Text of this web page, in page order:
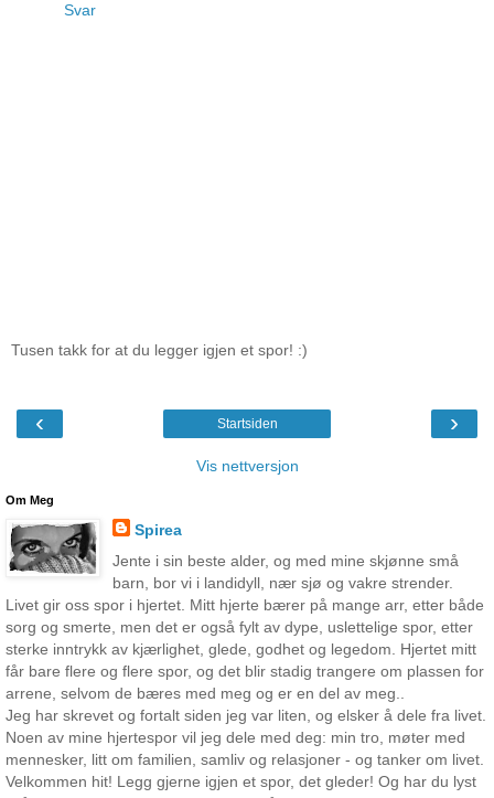
Svar
Tusen takk for at du legger igjen et spor! :)
‹ ›
Startsiden
Vis nettversjon
Om Meg
Spirea
Jente i sin beste alder, og med mine skjønne små
barn, bor vi i landidyll, nær sjø og vakre strender.
Livet gir oss spor i hjertet. Mitt hjerte bærer på mange arr, etter både
sorg og smerte, men det er også fylt av dype, uslettelige spor, etter
sterke inntrykk av kjærlighet, glede, godhet og legedom. Hjertet mitt
får bare flere og flere spor, og det blir stadig trangere om plassen for
arrene, selvom de bæres med meg og er en del av meg..
Jeg har skrevet og fortalt siden jeg var liten, og elsker å dele fra livet.
Noen av mine hjertespor vil jeg dele med deg: min tro, møter med
mennesker, litt om familien, samliv og relasjoner - og tanker om livet.
Velkommen hit! Legg gjerne igjen et spor, det gleder! Og har du lyst